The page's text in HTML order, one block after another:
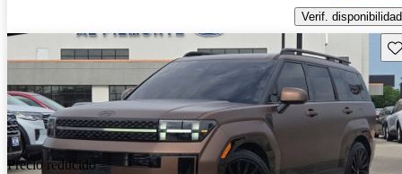
Verif. disponibilidad
Precio reducido